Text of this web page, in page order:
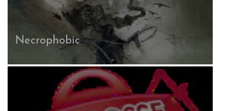
Necrophobic